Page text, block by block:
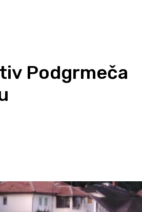
Podgrmeča